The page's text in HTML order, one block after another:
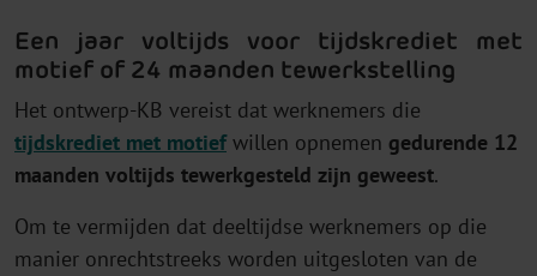
Een jaar voltijds voor tijdskrediet met
motief of 24 maanden tewerkstelling
Het ontwerp-KB vereist dat werknemers die
tijdskrediet met motiefwillen opnemen gedurende 12
maanden voltijds tewerkgesteld zijn geweest.
Om te vermijden dat deeltijdse werknemers op die
manier onrechtstreeks worden uitgesloten van de